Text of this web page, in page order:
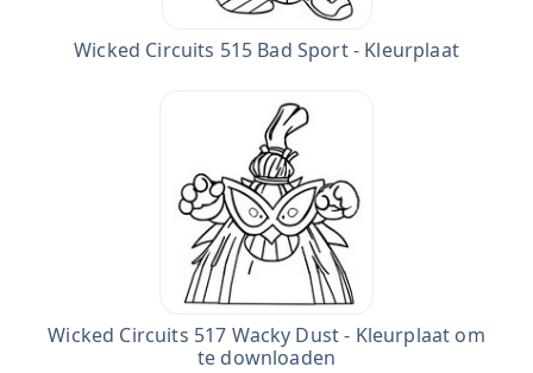
Wicked Circuits 515 Bad Sport - Kleurplaat
Wicked Circuits 517 Wacky Dust - Kleurplaat om
te downloaden